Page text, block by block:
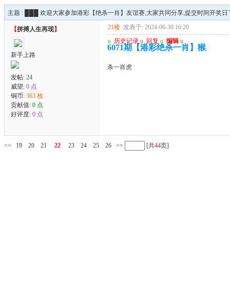
主题 : ███ 欢迎大家参加港彩【绝杀一肖】友谊赛,大家共同分享,提交时间开奖
【拼搏人生再现】
新手上路
发帖: 24
威望: 0 点
铜币: 363 枚
贡献值: 0 点
好评度: 0 点
21楼 发表于: 2024-06-30 16:20
u 历史记录 u 回复 u 编辑 u
6071期【港彩绝杀一肖】猴
杀一肖虎
<< 19 20 21 22 23 24 25 26 >> [共44页]